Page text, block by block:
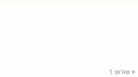
← שורש: 1